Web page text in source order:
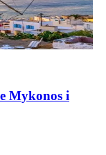
Mykonos i